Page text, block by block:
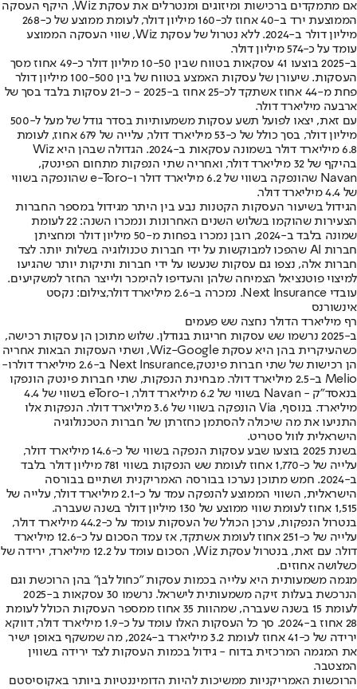
אם מתמקדים ברכישות ומיזוגים ומנטרלים את עסקת Wiz, היקף העסקה
הממוצעת ירד ב-40 אחוז לכ-160 מיליון דולר, לעומת ממוצע של כ-268
מיליון דולר ב-2024. ללא נטרול של עסקת Wiz, שווי העסקה הממוצע
עומד על כ-574 מיליון דולר.
ב-2025 בוצעו 41 עסקאות בטווח שבין 10-50 מיליון דולר כ-49 אחוז מסך
העסקות. שיעורן של עסקות האמצע בטווח של בין 100-500 מיליון דולר
פחת מ-44 אחוז אשתקד לכ-25 אחוז ב-2025 - כ-21 עסקות בלבד בסך של
ארבעה מיליארד דולר.
עם זאת, יצאו לפועל תשע עסקות משמעותיות בסדר גודל של מעל ל-500
מיליון דולר, בסך כולל של כ-53 מיליארד דולר, עלייה של 679 אחוז, לעומת
6.8 מיליארד דולר בשמונה עסקאות ב-2024. הגדולה שבהן היא Wiz
בהיקף של 32 מיליארד דולר, ואחריה שתי הנפקות מתחום הפינטק,
Navan שהונפקה בשווי של 6.2 מיליארד דולר ו-e-Toro שהונפקה בשווי
של 4.4 מיליארד דולר.
הגידול בשיעור העסקות הקטנות נבע בין היתר מגידול במספר החברות
הצעירות שהוקמו בשלוש השנים האחרונות ונמכרו השנה: 22 לעומת
שמונה בלבד ב-2024, רובן נמכרו בפחות מ-50 מיליון דולר ומחציתן
חברות AI שהפכו למבוקשות על ידי חברות טכנולוגיה בשלות יותר. לצד
חברות אלה, נצפו גם עסקות שנעשו על ידי חברות ותיקות יותר שהגיעו
למיצוי פוטנציאל הצמיחה שלהן והעדיפו להימכר ולייצר החזר למשקיעים.
עובדי Next Insurance. נמכרה ב-2.6 מיליארד דולר,צילום: נקסט
אינשורנס
רף מיליארד הדולר נחצה שש פעמים
ב-2025 נרשמו שש עסקות חריגות בגודלן. שלוש מתוכן הן עסקות רכישה,
כשהעיקרית בהן היא עסקת Wiz-Google, ושתי העסקות הבאות אחריה
הן רכישות של שתי חברות פינטק,Next Insurance ב-2.6 מיליארד דולר
ו-
Melio ב-2.5 מיליארד דולר. מבחינת הנפקות, שתי חברות פינטק הונפקו
בנאסד"ק - Navan בשווי של 6.2 מיליארד דולר, ו-eToro בשווי של 4.4
מיליארד. בנוסף, Via הונפקה בשווי של 3.6 מיליארד דולר. הנפקות אלו
התניעו את מה שיכולה להסתמן כחזרתן של חברות הטכנולוגיה
הישראלית לוול סטריט.
בשנת 2025 בוצעו שבע עסקות הנפקה בשווי של כ-14.6 מיליארד דולר,
עלייה של כ-1,770 אחוז לעומת שש הנפקות בשווי 781 מיליון דולר בלבד
ב-2024. חמש מתוכן נערכו בבורסה האמריקנית ושתיים בבורסה
הישראלית, השווי הממוצע להנפקה עמד על כ-2.1 מיליארד דולר, עלייה של
1,515 אחוז לעומת שווי ממוצע של 130 מיליון דולר בשנה שעברה.
בנטרול הנפקות, ערכן הכולל של העסקות עומד על כ-44.2 מיליארד דולר,
עלייה של כ-251 אחוז לעומת אשתקד, אז עמד הסכום על כ-12.6 מיליארד
דולר. עם זאת, בנטרול עסקת Wiz, הסכום עומד על 12.2 מיליארד, ירידה של
כשלושה אחוזים.
מגמה משמעותית היא עלייה בכמות עסקות "כחול לבן" בהן הרוכשת וגם
הנרכשת בעלות זיקה משמעותית לישראל. נרשמו 30 עסקאות ב-2025
לעומת 15 בשנה שעברה, שמהוות 35 אחוז ממספר העסקות הכולל לעומת
28 אחוז ב-2024. סך כל העסקות האלו עומד על כ-1.9 מיליארד דולר, דווקא
ירידה של כ-41 אחוז לעומת 3.2 מיליארד ב-2024, מה שמשקף באופן ישיר
את המגמה המרכזית בדוח - גידול בכמות העסקות לצד ירידה בשווין
המצטבר.
הרוכשות האמריקניות ממשיכות להיות הדומיננטיות ביותר באקוסיסטם